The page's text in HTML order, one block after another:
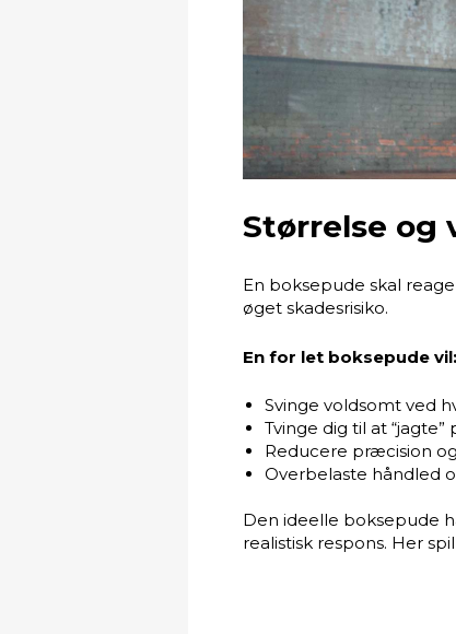
Størrelse og
En boksepude skal
øget skadesrisiko.
En for let boksepude vil:
Svinge voldsomt ved
Tvinge dig til at “jagte”
Reducere præcision
Overbelaste håndled
Den ideelle boksepude
realistisk respons. Her